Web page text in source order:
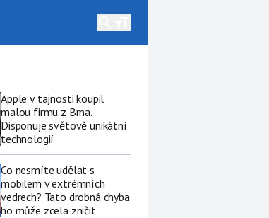
Apple v tajnosti koupil
malou firmu z Brna.
Disponuje světově unikátní
technologií
Co nesmíte udělat s
mobilem v extrémních
vedrech? Tato drobná chyba
ho může zcela zničit